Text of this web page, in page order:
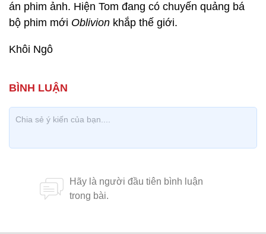
án phim ảnh. Hiện Tom đang có chuyến quảng bá
bộ phim mới Oblivion khắp thế giới.
Khôi Ngô